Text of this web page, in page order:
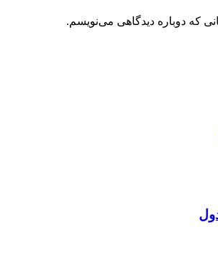
که دوباره دیدگاهی می‌نویسم.